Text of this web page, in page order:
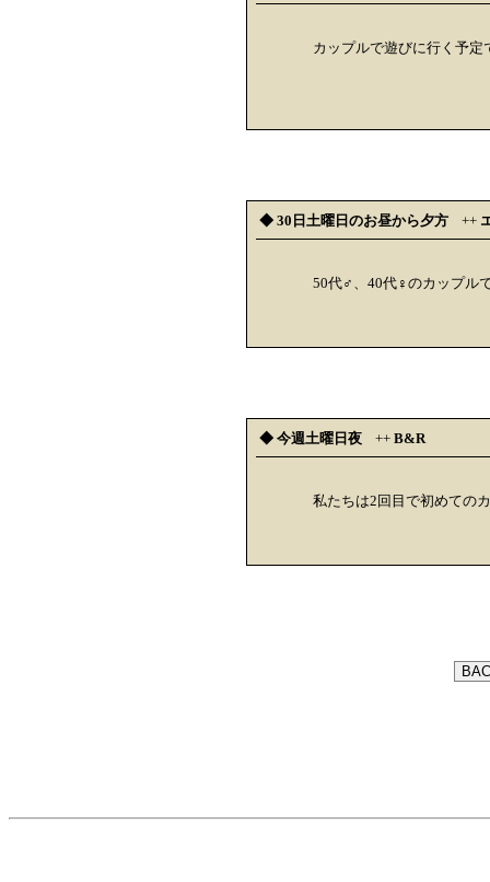
カップルで遊びに行く予
◆ 30日土曜日のお昼から夕方 ++
50代♂、40代♀のカップル
◆ 今週土曜日夜 ++ B&R
私たちは2回目で初めての